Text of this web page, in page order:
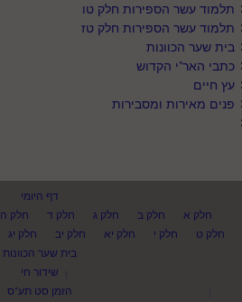
תלמוד עשר הספירות חלק טו
תלמוד עשר הספירות חלק טז
בית שער הכוונות
כתבי האר"י הקדוש
עץ חיים
פנים מאירות ומסבירות
דף היומי
חלק א
חלק ב חלק ג חלק ד חלק ה
חלק ט
חלק י חלק יא חלק יב חלק יג
בית שער הכוונות
שידור חי
הזמן סט תע"ס